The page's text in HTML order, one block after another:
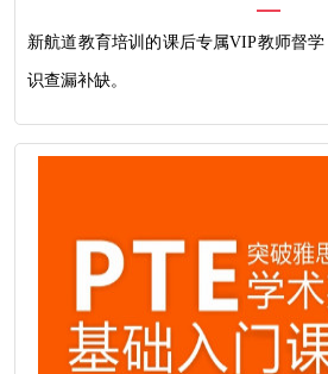
新航道教育培训的课后专属VIP教师督
识查漏补缺。